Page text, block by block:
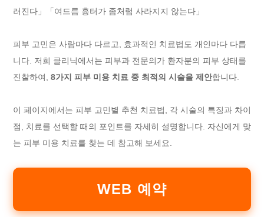
러진다」「여드름 흉터가 좀처럼 사라지지 않는다」
피부 고민은 사람마다 다르고, 효과적인 치료법도 개인마다 다릅
니다. 저희 클리닉에서는 피부과 전문의가 환자분의 피부 상태를
진찰하여, 8가지 피부 미용 치료 중 최적의 시술을 제안합니다.
이 페이지에서는 피부 고민별 추천 치료법, 각 시술의 특징과 차이
점, 치료를 선택할 때의 포인트를 자세히 설명합니다. 자신에게 맞
는 피부 미용 치료를 찾는 데 참고해 보세요.
WEB 예약